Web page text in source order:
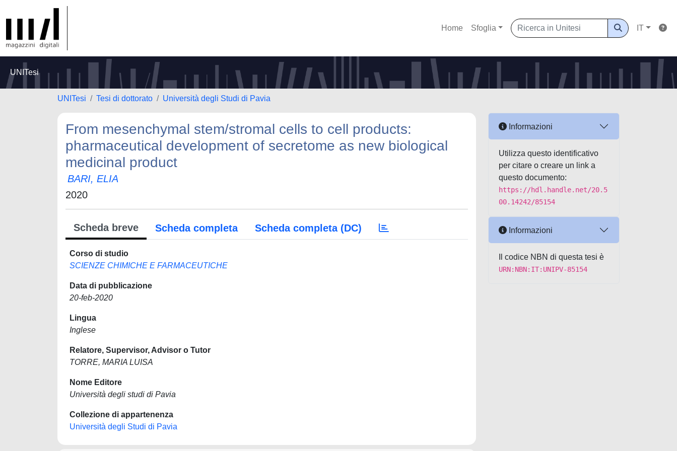
Home Sfoglia IT
UNITesi
UNITesi Tesi di dottorato Università degli Studi di Pavia
From mesenchymal stem/stromal cells to cell products:
pharmaceutical development of secretome as new biological
medicinal product
BARI, ELIA
2020
Scheda breve Scheda completa Scheda completa (DC)
Corso di studio
SCIENZE CHIMICHE E FARMACEUTICHE
Data di pubblicazione
20-feb-2020
Lingua
Inglese
Relatore, Supervisor, Advisor o Tutor
TORRE, MARIA LUISA
Nome Editore
Università degli studi di Pavia
Collezione di appartenenza
Università degli Studi di Pavia
Informazioni
Utilizza questo identificativo
per citare o creare un link a
questo documento:
https://hdl.handle.net/20.5
00.14242/85154
Informazioni
Il codice NBN di questa tesi è
URN:NBN:IT:UNIPV-85154